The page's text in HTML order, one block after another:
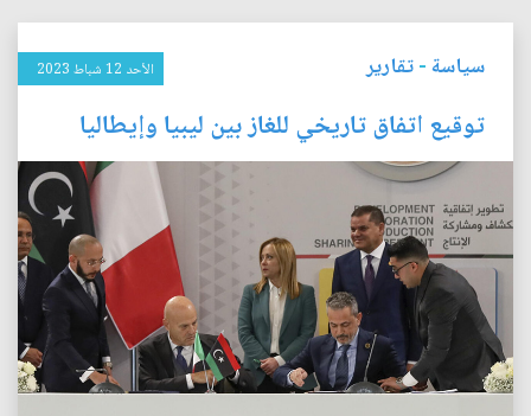
سياسة-تقارير الأحد 12 شباط 2023
توقيع اتفاق تاريخي للغاز بين ليبيا وإيطاليا